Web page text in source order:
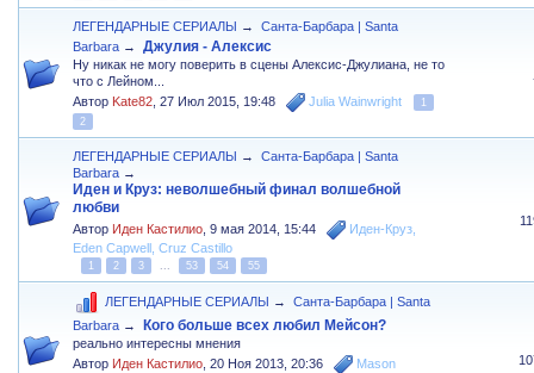
ЛЕГЕНДАРНЫЕ СЕРИАЛЫ →
Санта-Барбара | Santa
Barbara → Джулия - Алексис
Ну никак не могу поверить в сцены Алексис-Джулиана, не то
что с Лейном...
Автор Kate82 ,27 Июл 2015, 19:48 Julia Wainwright
1
2
ЛЕГЕНДАРНЫЕ СЕРИАЛЫ →
Санта-Барбара | Santa
Barbara →
Иден и Круз: неволшебный финал волшебной
любви
Автор Иден Кастилио ,9 мая 2014, 15:44 Иден-Круз
Eden Capwell
,Cruz Castillo
1 2 3 ... 53 54 55
ЛЕГЕНДАРНЫЕ СЕРИАЛЫ →
Санта-Барбара | Santa
Barbara → Кого больше всех любил Мейсон?
реально интересны мнения
Автор Иден Кастилио ,20 Ноя 2013, 20:36
Mason